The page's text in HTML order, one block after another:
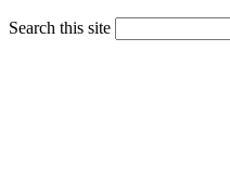
Search this site